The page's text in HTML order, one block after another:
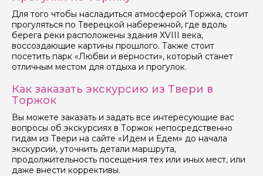
Для того чтобы насладиться атмосферой Торжка, стоит
прогуляться по Тверецкой набережной, где вдоль
берега реки расположены здания XVIII века,
воссоздающие картины прошлого. Также стоит
посетить парк «Любви и верности», который станет
отличным местом для отдыха и прогулок.
Как заказать экскурсию из Твери в
Торжок
Вы можете заказать и задать все интересующие вас
вопросы об экскурсиях в Торжок непосредственно
гидам из Твери на сайте «Идем и Едем» до начала
экскурсии, уточнить детали маршрута,
продолжительность посещения тех или иных мест, или
даже внести коррективы.